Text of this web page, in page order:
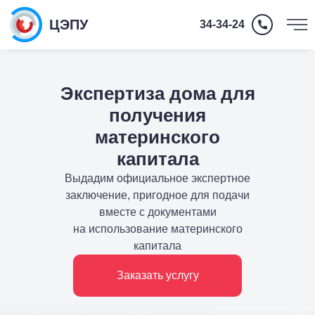
ЦЭПУ
Главная О нас Экспертизы
34-34-24
Экспертиза дома для
получения
материнского
капитала
Выдадим официальное экспертное
заключение, пригодное для подачи
вместе с документами
на использование материнского
капитала
Заказать услугу